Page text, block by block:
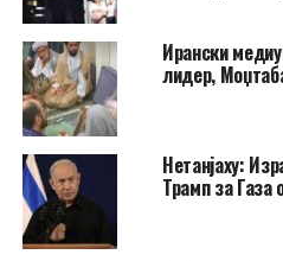
Ирански
лидер,
Нетанјаху:
Трамп за Газа